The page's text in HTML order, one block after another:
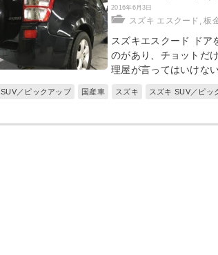
2016年6月3日
スズキ エスクード ,板
スズキエスクード ドア
のがあり、チョットだ
理屋が言ってはいけな
SUV／ピックアップ 国産車 スズキ スズキ SUV／ピッ